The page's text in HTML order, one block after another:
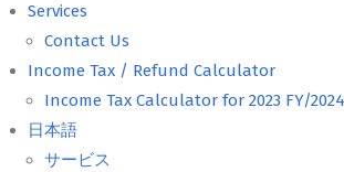
Services
Contact Us
Income Tax / Refund Calculator
Income Tax Calculator for 2023 FY/
日本語
サービス